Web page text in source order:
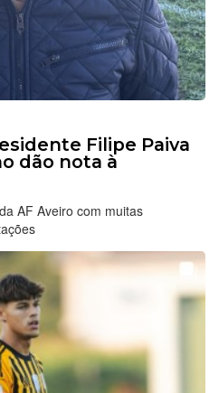
Filipe Paiva
dão nota à
AF Aveiro com muitas